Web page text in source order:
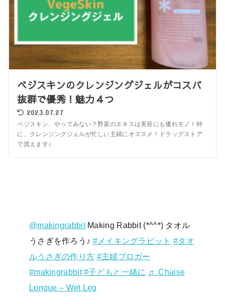
ベジスキンのクレンジングジェルがコスパ
抜群で優秀！魅力４つ
2023.07.27
ベジスキン、やってみない？野菜のエキスは美容にも優れモノ！特
に、クレンジングジェルが忙しい主婦にオススメ！ドラッグストア
で買えます♪
@makingrabbitMaking Rabbit (*^^*) タオル
うさぎを作ろう♪ #メイキングラビット #タオ
ルうさぎの作り方 #主婦ブロガー
#makingrabbit #子どもと一緒に ♬ Chaise
Longue – Wet Leg